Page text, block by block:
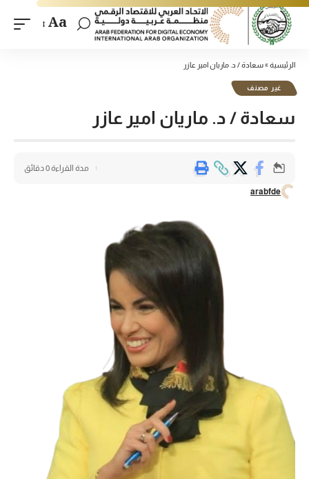
Aa
الرئيسية »سعادة / د. ماريان امير عازر
غير مصنف
سعادة / د. ماريان امير عازر
arabfde
مدة القراءة 0 دقائق